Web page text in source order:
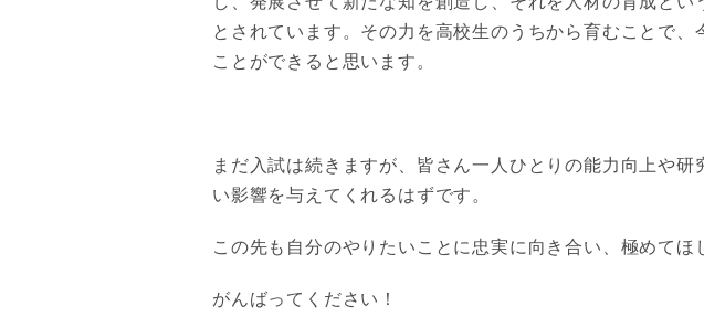
とされています。その力を高校生のうちから育むことで、
ことができると思います。
まだ入試は続きますが、皆さん一人ひとりの能力向上や研
い影響を与えてくれるはずです。
この先も自分のやりたいことに忠実に向き合い、極めてほ
がんばってください！